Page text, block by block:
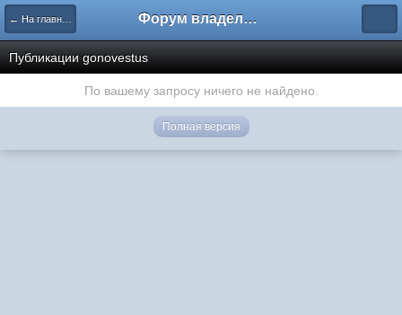
← На главную Форум владельцев интернет-магазинов
Публикации gonovestus
По вашему запросу ничего не найдено.
Полная версия